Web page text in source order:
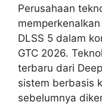
Perusahaan
DLSS 5 dalam
GTC 2026.
terbaru dari
sistem berbasis
sebelumnya